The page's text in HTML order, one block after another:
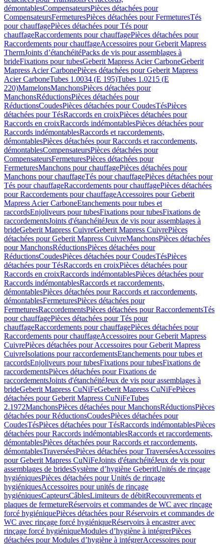
démontablesCompensateursPièces détachées pour
CompensateursFermeturesPièces détachées pour FermeturesTés
pour chauffagePièces détachées pour Tés pour
chauffageRaccordements pour chauffagePièces détachées pour
Raccordements pour chauffageAccessoires pour Geberit Mapress
ThermJoints d’étanchéitéPacks de vis pour assemblages à
brideFixations pour tubesGeberit Mapress Acier CarboneGeberit
Mapress Acier CarbonePièces détachées pour Geberit Mapress
Acier CarboneTubes 1.0034 (E 195)Tubes 1.0215 (E
220)MamelonsManchonsPièces détachées pour
ManchonsRéductionsPièces détachées pour
RéductionsCoudesPièces détachées pour CoudesTésPièces
détachées pour TésRaccords en croixPièces détachées pour
Raccords en croixRaccords indémontablesPièces détachées pour
Raccords indémontablesRaccords et raccordements,
démontablesPièces détachées pour Raccords et raccordements,
démontablesCompensateursPièces détachées pour
CompensateursFermeturesPièces détachées pour
FermeturesManchons pour chauffagePièces détachées pour
Manchons pour chauffageTés pour chauffagePièces détachées pour
Tés pour chauffageRaccordements pour chauffagePièces détachées
pour Raccordements pour chauffageAccessoires pour Geberit
Mapress Acier CarboneEtanchements pour tubes et
raccordsEnjoliveurs pour tubesFixations pour tubesFixations de
raccordementsJoints d'étanchéitéJeux de vis pour assemblages à
brideGeberit Mapress CuivreGeberit Mapress CuivrePièces
détachées pour Geberit Mapress CuivreManchonsPièces détachées
pour ManchonsRéductionsPièces détachées pour
RéductionsCoudesPièces détachées pour CoudesTésPièces
détachées pour TésRaccords en croixPièces détachées pour
Raccords en croixRaccords indémontablesPièces détachées pour
Raccords indémontablesRaccords et raccordements,
démontablesPièces détachées pour Raccords et raccordements,
démontablesFermeturesPièces détachées pour
FermeturesRaccordementsPièces détachées pour RaccordementsTés
pour chauffagePièces détachées pour Tés pour
chauffageRaccordements pour chauffagePièces détachées pour
Raccordements pour chauffageAccessoires pour Geberit Mapress
CuivrePièces détachées pour Accessoires pour Geberit Mapress
CuivreIsolations pour raccordementsEtanchements pour tubes et
raccordsEnjoliveurs pour tubesFixations pour tubesFixations de
raccordementsPièces détachées pour Fixations de
raccordementsJoints d'étanchéitéJeux de vis pour assemblages à
brideGeberit Mapress CuNiFeGeberit Mapress CuNiFePièces
détachées pour Geberit Mapress CuNiFeTubes
2.1972ManchonsPièces détachées pour ManchonsRéductionsPièces
détachées pour RéductionsCoudesPièces détachées pour
CoudesTésPièces détachées pour TésRaccords indémontablesPièces
détachées pour Raccords indémontablesRaccords et raccordements,
démontablesPièces détachées pour Raccords et raccordements,
démontablesTraverséesPièces détachées pour TraverséesAccessoires
pour Geberit Mapress CuNiFeJoints d'étanchéitéJeux de vis pour
assemblages de bridesSystème d’hygiène GeberitUnités de rinçage
hygiéniquesPièces détachées pour Unités de rinçage
hygiéniquesAccessoires pour unités de rinçage
hygiéniquesCapteursCâblesLimiteurs de débitRecouvrements et
plaques de fermetureRéservoirs et commandes de WC avec rinçage
forcé hygiéniquePièces détachées pour Réservoirs et commandes de
WC avec rinçage forcé hygiéniqueRéservoirs à encastrer avec
rinçage forcé hygiéniqueModules d’hygiène à intégrerPièces
détachées pour Modules d’hygiène à intégrerAccessoires pour